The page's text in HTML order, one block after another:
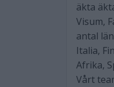
äkta
Visum,
antal
Italia,
Afrika,
Vårt